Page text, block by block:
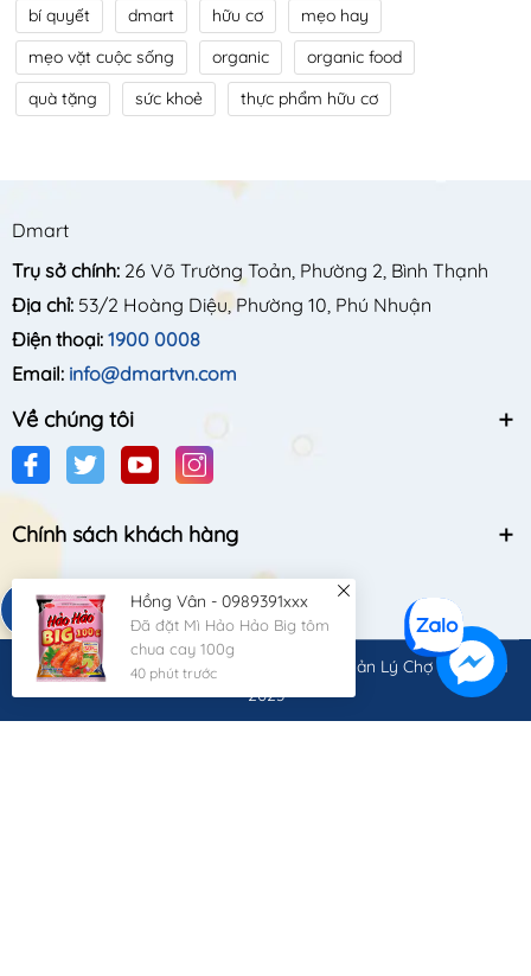
bí quyết dmart hữu cơ
mẹo hay
mẹo vặt cuộc sống
organic
organic food
quà tặng
sức khoẻ thực phẩm hữu cơ
Dmart
Trụ sở chính: 26 Võ Trường Toản, Phường 2, Bình Thạnh
Địa chỉ: 53/2 Hoàng Diệu, Phường 10, Phú Nhuận
Điện thoại: 1900 0008
Email: info@dmartvn.com
Về chúng tôi
Chính sách khách hàng
© Bản quyền thuộc vềCông Ty Cổ Phần Quản Lý Chợ Quốc Gia
2023
Hồng Vân - 0989391xxx
Đã đặt Mì Hảo Hảo Big tôm
chua cay 100g
40 phút trước